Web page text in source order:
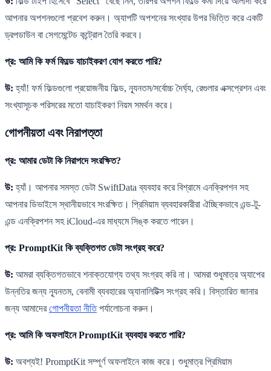
আপনার অপশনগুলো প্রবেশ করুন। অ্যাপটি অপশনের সংখ্যার উপর ভিত্তি করে একটি
ড্রপডাউন বা সেগমেন্টেড কন্ট্রোল তৈরি করবে।
প্র: আমি কি ফর্ম ফিল্ডে যাচাইকরণ যোগ করতে পারি?
উ: হ্যাঁ! ফর্ম ফিল্ডগুলো প্রয়োজনীয় ফিল্ড, ন্যূনতম/সর্বোচ্চ দৈর্ঘ্য, রেগুলার এক্সপ্রেশন এবং
সংখ্যাসূচক পরিসরের মতো যাচাইকরণ নিয়ম সমর্থন করে।
গোপনীয়তা এবং নিরাপত্তা
প্র: আমার ডেটা কি নিরাপদে সংরক্ষিত?
উ: হ্যাঁ। আপনার সমস্ত ডেটা SwiftData ব্যবহার করে বিশ্রামে এনক্রিপশন সহ
আপনার ডিভাইসে স্থানীয়ভাবে সংরক্ষিত। প্রিমিয়াম ব্যবহারকারীরা ঐচ্ছিকভাবে এন্ড-টু-
এন্ড এনক্রিপশন সহ iCloud-এর মাধ্যমে সিঙ্ক করতে পারেন।
প্র: PromptKit কি ব্যক্তিগত ডেটা সংগ্রহ করে?
উ: আমরা ব্যক্তিগতভাবে শনাক্তযোগ্য তথ্য সংগ্রহ করি না। আমরা শুধুমাত্র অ্যাপের
উন্নতির জন্য ন্যূনতম, বেনামী ব্যবহারের অ্যানালিটিক্স সংগ্রহ করি। বিস্তারিত জানার
জন্য আমাদেরগোপনীয়তা নীতিপর্যালোচনা করুন।
প্র: আমি কি অফলাইনে PromptKit ব্যবহার করতে পারি?
উ: অবশ্যই! PromptKit সম্পূর্ণ অফলাইনে কাজ করে। শুধুমাত্র প্রিমিয়াম